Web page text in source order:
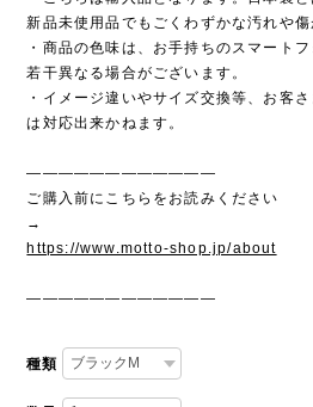
新品未使用品でもごくわずかな汚れや傷
・商品の色味は、お手持ちのスマート
若干異なる場合がございます。
・イメージ違いやサイズ交換等、お客
は対応出来かねます。
————————————
ご購入前にこちらをお読みください
→
https://www.motto-shop.jp/about
————————————
種類